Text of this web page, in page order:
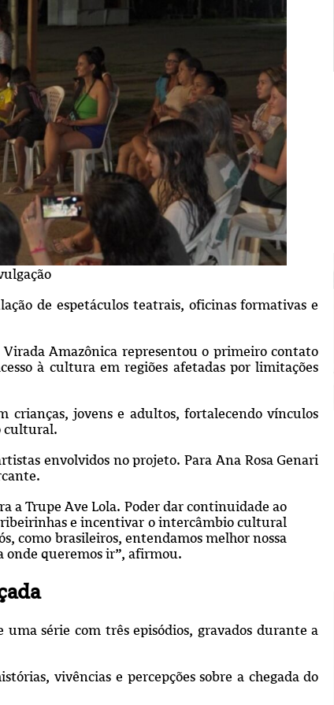
de espetáculos teatrais, oficinas formativas e
Amazônica representou o primeiro contato
à cultura em regiões afetadas por limitações
crianças, jovens e adultos, fortalecendo vínculos
cultural.
envolvidos no projeto. Para Ana Rosa Genari
a Trupe Ave Lola. Poder dar continuidade ao
e incentivar o intercâmbio cultural
como brasileiros, entendamos melhor nossa
onde queremos ir”, afirmou.
série com três episódios, gravados durante a
vivências e percepções sobre a chegada do